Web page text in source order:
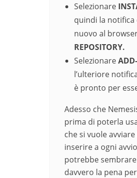
Selezionare
quindi la notifica
nuovo al
REPOSITORY.
Selezionare
l’ulteriore
è pronto per
Adesso che
prima di poterla
che si vuole
inserire a ogni
potrebbe
davvero la pena